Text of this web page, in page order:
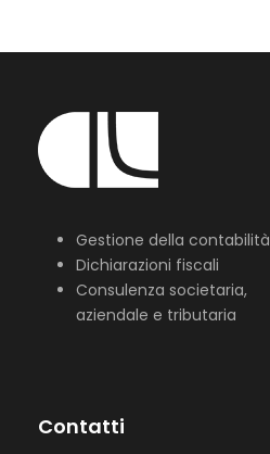
Gestione della contabilità
Dichiarazioni fiscali
Consulenza societaria,
aziendale e tributaria
Contatti